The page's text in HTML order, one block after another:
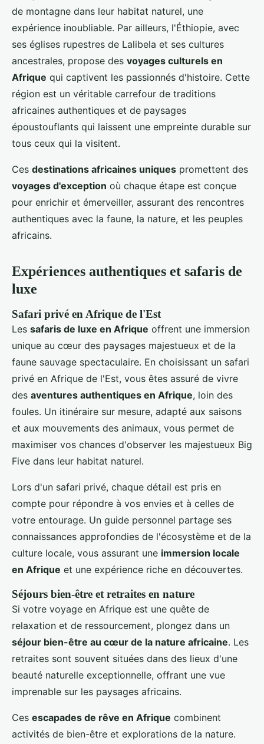
de montagne dans leur habitat naturel, une
expérience inoubliable. Par ailleurs, l'Éthiopie, avec
ses églises rupestres de Lalibela et ses cultures
ancestrales, propose des voyages culturels en
Afrique qui captivent les passionnés d'histoire. Cette
région est un véritable carrefour de traditions
africaines authentiques et de paysages
époustouflants qui laissent une empreinte durable sur
tous ceux qui la visitent.
Ces destinations africaines uniques promettent des
voyages d'exception où chaque étape est conçue
pour enrichir et émerveiller, assurant des rencontres
authentiques avec la faune, la nature, et les peuples
africains.
Expériences authentiques et safaris de
luxe
Safari privé en Afrique de l'Est
Les safaris de luxe en Afrique offrent une immersion
unique au cœur des paysages majestueux et de la
faune sauvage spectaculaire. En choisissant un safari
privé en Afrique de l'Est, vous êtes assuré de vivre
des aventures authentiques en Afrique, loin des
foules. Un itinéraire sur mesure, adapté aux saisons
et aux mouvements des animaux, vous permet de
maximiser vos chances d'observer les majestueux Big
Five dans leur habitat naturel.
Lors d'un safari privé, chaque détail est pris en
compte pour répondre à vos envies et à celles de
votre entourage. Un guide personnel partage ses
connaissances approfondies de l'écosystème et de la
culture locale, vous assurant une immersion locale
en Afrique et une expérience riche en découvertes.
Séjours bien-être et retraites en nature
Si votre voyage en Afrique est une quête de
relaxation et de ressourcement, plongez dans un
séjour bien-être au cœur de la nature africaine. Les
retraites sont souvent situées dans des lieux d'une
beauté naturelle exceptionnelle, offrant une vue
imprenable sur les paysages africains.
Ces escapades de rêve en Afrique combinent
activités de bien-être et explorations de la nature.